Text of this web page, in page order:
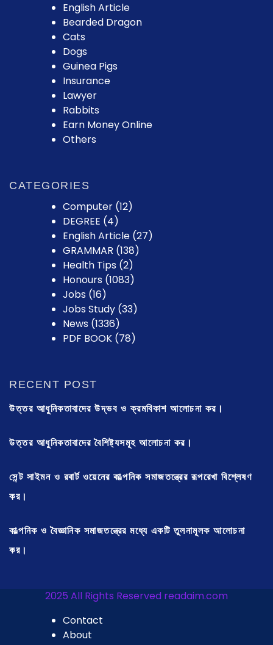
English Article
Bearded Dragon
Cats
Dogs
Guinea Pigs
Insurance
Lawyer
Rabbits
Earn Money Online
Others
CATEGORIES
Computer (12)
DEGREE (4)
English Article (27)
GRAMMAR (138)
Health Tips (2)
Honours (1083)
Jobs (16)
Jobs Study (33)
News (1336)
PDF BOOK (78)
RECENT POST
উত্তর আধুনিকতাবাদের উদ্ভব ও ক্রমবিকাশ আলোচনা কর।
উত্তর আধুনিকতাবাদের বৈশিষ্ট্যসমূহ আলোচনা কর।
সেন্ট সাইমন ও রবার্ট ওয়েনের কাল্পনিক সমাজতন্ত্রের রূপরেখা বিশ্লেষণ
কর।
কাল্পনিক ও বৈজ্ঞানিক সমাজতন্ত্রের মধ্যে একটি তুলনামূলক আলোচনা
কর।
2025 All Rights Reserved readaim.com
Contact
About